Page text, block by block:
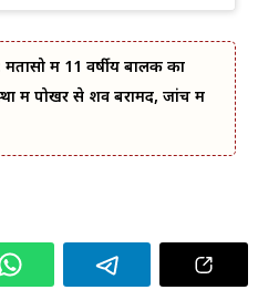
मतासो में 11 वर्षीय बालक का
में पोखर से शव बरामद, जांच में